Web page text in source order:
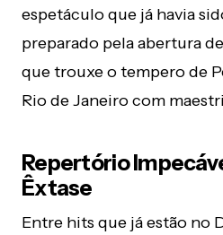
espetáculo que já havia
preparado pela abertura de
que trouxe o tempero de
Rio de Janeiro com
Repertório
Êxtase
Entre hits que já estão no